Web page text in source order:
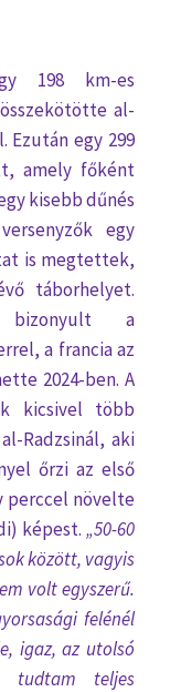
198 km-es
al-
Ezután egy 299
amely főként
kisebb dűnés
egy
is megtettek,
táborhelyet.
a
a francia az
2024-ben. A
kicsivel több
Radzsinál, aki
őrzi az első
perccel növelte
képest. „50-60
között, vagyis
volt egyszerű.
felénél
igaz, az utolsó
tudtam teljes